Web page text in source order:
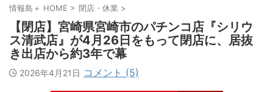
情報島＋ HOME > 閉店・休業 >
【閉店】宮崎県宮崎市のパチンコ店『シリウ
ス清武店』が4月26日をもって閉店に、居抜
き出店から約3年で幕
2026年4月21日 コメント (5)